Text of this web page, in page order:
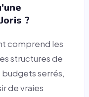
?
comprend les
structures de
serrés,
de vraies